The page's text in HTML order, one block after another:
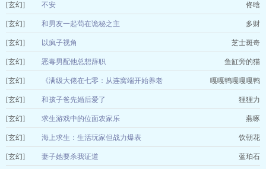
[玄幻] 不安 佟晗
[玄幻] 和男友一起苟在诡秘之主 多财
[玄幻] 以疯子视角 芝士斑奇
[玄幻] 恶毒男配他总想辞职 鱼缸旁的猫
[玄幻] 《满级大佬在七零：从连窝端开始养老 嘎嘎鸭嘎嘎嘎鸭
[玄幻] 和孩子爸先婚后爱了 狸狸力
[玄幻] 求生游戏中的位面农家乐 燕啄
[玄幻] 海上求生：生活玩家但战力爆表 饮朝花
[玄幻] 妻子她要杀我证道 蓝珀石